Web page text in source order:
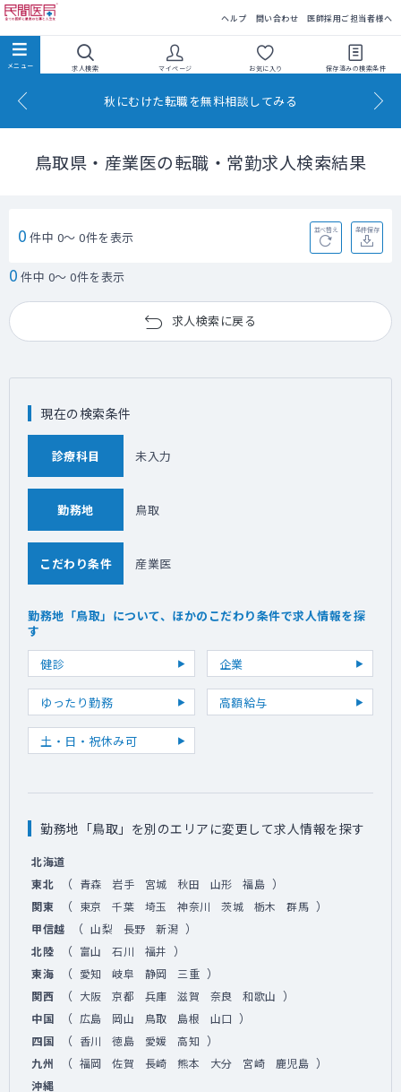
ヘルプ 問い合わせ 医師採用ご担当者様へ
求人検索 マイページ お気に入り 保存済みの検索条件
秋にむけた転職を無料相談してみる
鳥取県・産業医の転職・常勤求人検索結果
0 件中 0～ 0件を表示 並べ替え 条件保存
0 件中 0～ 0件を表示
求人検索に戻る
現在の検索条件
診療科目 未入力
勤務地 鳥取
こだわり条件 産業医
勤務地「鳥取」について、ほかのこだわり条件で求人情報を探
す
健診
企業
ゆったり勤務 高額給与
土・日・祝休み可
勤務地「鳥取」を別のエリアに変更して求人情報を探す
北海道
東北
（ 青森 岩手 宮城 秋田 山形 福島 ）
関東 （ 東京 千葉 埼玉 神奈川 茨城 栃木 群馬 ）
甲信越 （ 山梨 長野 新潟 ）
北陸 （ 富山 石川 福井 ）
東海 （ 愛知 岐阜 静岡 三重 ）
関西 （ 大阪 京都 兵庫 滋賀 奈良 和歌山 ）
中国 （ 広島 岡山 鳥取 島根 山口 ）
四国 （ 香川 徳島 愛媛 高知 ）
九州 （ 福岡 佐賀 長崎 熊本 大分 宮崎 鹿児島 ）
沖縄